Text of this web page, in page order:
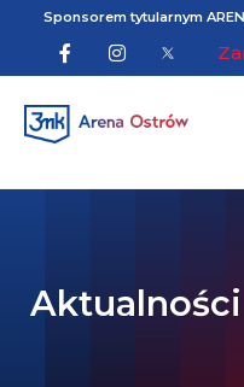
Sponsorem tytularnym
Aktualności